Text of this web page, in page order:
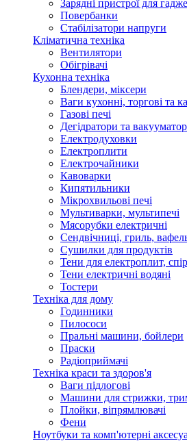
Зарядні пристрої для
Повербанки
Стабілізатори напруги
Кліматична техніка
Вентилятори
Обігрівачі
Кухонна техніка
Блендери, міксери
Ваги кухонні, торгові та
Газові печі
Дегідратори та
Електродуховки
Електроплити
Електрочайники
Кавоварки
Кипятильники
Мікрохвильові печі
Мультиварки, мультипечі
Мясорубки електричні
Сендвічниці, гриль,
Сушилки для продуктів
Тени для електроплит,
Тени електричні водяні
Тостери
Техніка для дому
Годинники
Пилососи
Пральні машини, бойлери
Праски
Радіоприймачі
Техніка краси та здоров'я
Ваги підлогові
Машини для стрижки,
Плойки, віпрямлювачі
Фени
Ноутбуки та комп'ютерні